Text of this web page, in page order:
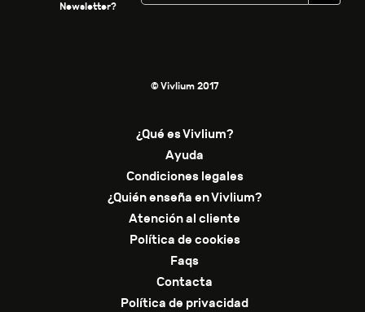
Newsletter?
© Vivlium 2017
¿Qué es Vivlium?
Ayuda
Condiciones legales
¿Quién enseña en Vivlium?
Atención al cliente
Política de cookies
Faqs
Contacta
Política de privacidad